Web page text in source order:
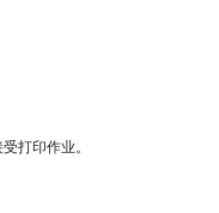
打印作业。